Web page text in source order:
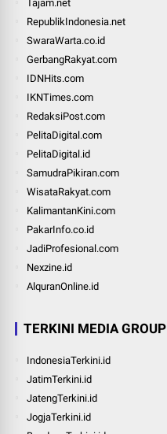
Tajam.net
RepublikIndonesia.net
SwaraWarta.co.id
GerbangRakyat.com
IDNHits.com
IKNTimes.com
RedaksiPost.com
PelitaDigital.com
PelitaDigital.id
SamudraPikiran.com
WisataRakyat.com
KalimantanKini.com
PakarInfo.co.id
JadiProfesional.com
Nexzine.id
AlquranOnline.id
TERKINI MEDIA GROUP
IndonesiaTerkini.id
JatimTerkini.id
JatengTerkini.id
JogjaTerkini.id